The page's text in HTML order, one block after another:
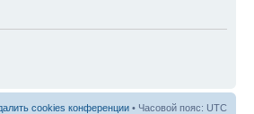
cookies конференции • Часовой пояс: UTC